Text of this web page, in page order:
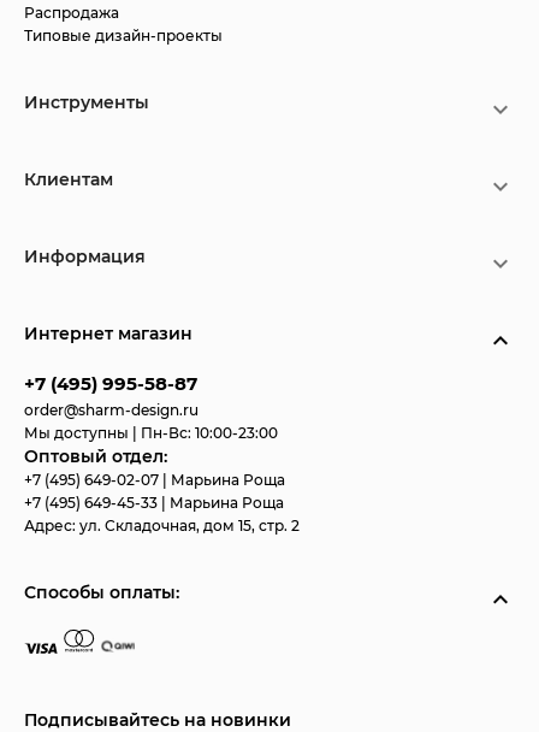
Распродажа
Типовые дизайн-проекты
Инструменты
Клиентам
Информация
Интернет магазин
+7 (495) 995-58-87
order@sharm-design.ru
Мы доступны | Пн-Вс: 10:00-23:00
Оптовый отдел:
+7 (495) 649-02-07 | Марьина Роща
+7 (495) 649-45-33 | Марьина Роща
Адрес: ул. Складочная, дом 15, стр. 2
Способы оплаты:
Подписывайтесь на новинки